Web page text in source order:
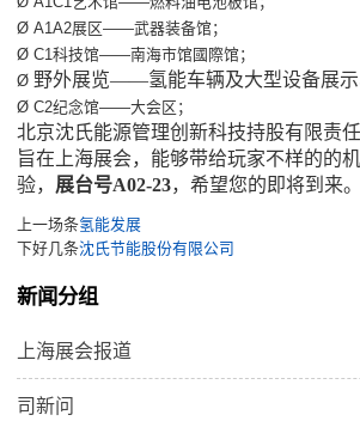
Ø A1A2展区——武器装备馆；
Ø C1科技馆——南海市馆國際馆；
Ø 野外展览——氢能车辆及大型设备展示
Ø C2纪念馆——大会区；
北京沈氏能源管理创新科技持股有限责
旨在上海展会，能够带给玩家不样的的
验， 展台号A02-23，希望您的即将到来。
上一场条氢能发展
下好几条沈氏节能股份有限公司
新闻分组
上海展会报道
司新问